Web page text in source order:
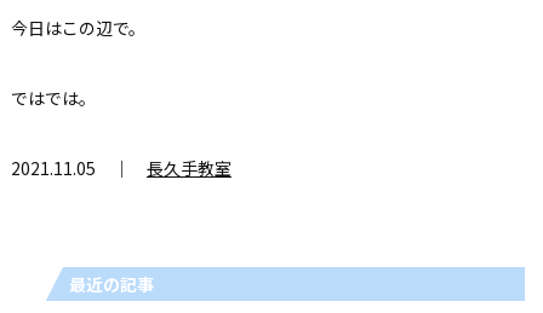
今日はこの辺で。
ではでは。
2021.11.05 ｜ 長久手教室
最近の記事